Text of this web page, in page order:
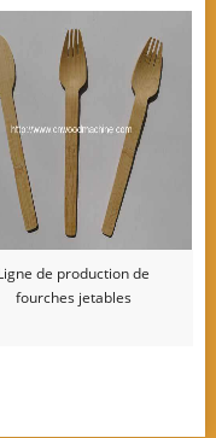
de production de
fourches jetables